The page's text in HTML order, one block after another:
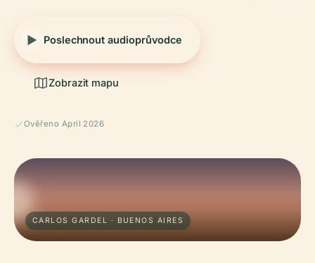
Poslechnout audioprůvodce
Zobrazit mapu
Ověřeno April 2026
CARLOS GARDEL · BUENOS AIRES